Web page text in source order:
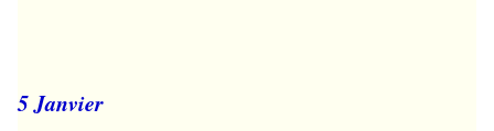
5 Janvier